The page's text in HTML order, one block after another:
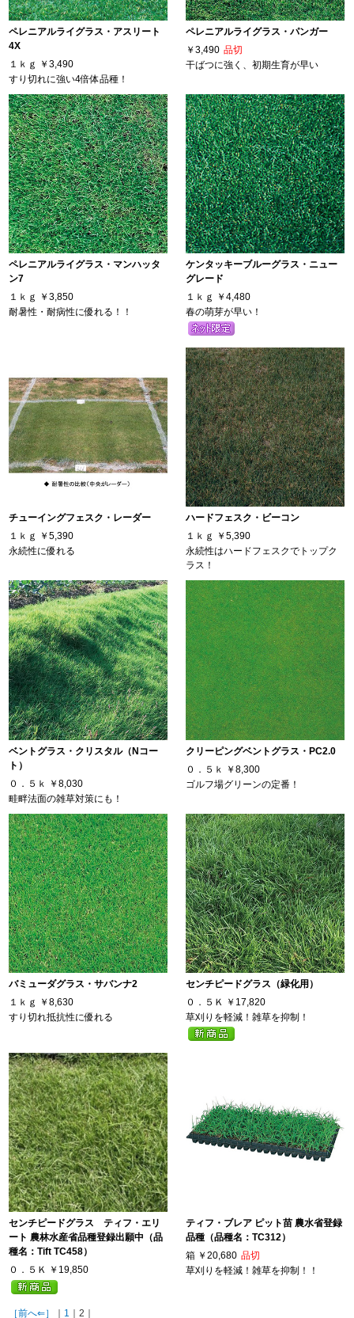
ペレニアルライグラス・アスリート
4X
１ｋｇ
￥3,490
すり切れに強い4倍体品種！
ペレニアルライグラス・パンガー
￥3,490 品切
干ばつに強く、初期生育が早い
ペレニアルライグラス・マンハッタ
ン7
１ｋｇ
￥3,850
耐暑性・耐病性に優れる！！
ケンタッキーブルーグラス・ニュー
グレード
１ｋｇ
￥4,480
春の萌芽が早い！
チューイングフェスク・レーダー
１ｋｇ
￥5,390
永続性に優れる
ハードフェスク・ビーコン
１ｋｇ
￥5,390
永続性はハードフェスクでトップク
ラス！
ベントグラス・クリスタル（Nコー
ト）
０．５ｋ
￥8,030
畦畔法面の雑草対策にも！
クリーピングベントグラス・PC2.0
０．５ｋ
￥8,300
ゴルフ場グリーンの定番！
バミューダグラス・サバンナ2
１ｋｇ
￥8,630
すり切れ抵抗性に優れる
センチピードグラス（緑化用）
０．５Ｋ
￥17,820
草刈りを軽減！雑草を抑制！
センチピードグラス ティフ・エリ
ート 農林水産省品種登録出願中（品
種名：Tift TC458）
０．５Ｋ
￥19,850
ティフ・ブレア ピット苗 農水省登録
品種（品種名：TC312）
箱 ￥20,680 品切
草刈りを軽減！雑草を抑制！！
［前へ⇐］ ｜ 1 ｜2｜